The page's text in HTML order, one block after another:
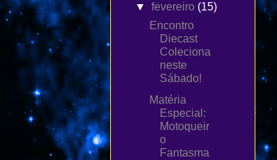
▼fevereiro (15)
Encontro
Diecast
Coleciona
neste
Sábado!
Matéria
Especial:
Motoqueir
o
Fantasma